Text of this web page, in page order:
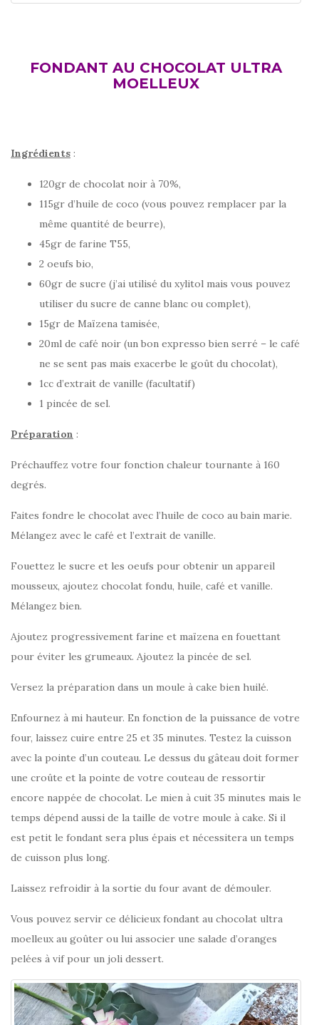
FONDANT AU CHOCOLAT ULTRA
MOELLEUX
Ingrédients :
120gr de chocolat noir à 70%,
115gr d’huile de coco (vous pouvez remplacer par la
même quantité de beurre),
45gr de farine T55,
2 oeufs bio,
60gr de sucre (j’ai utilisé du xylitol mais vous pouvez
utiliser du sucre de canne blanc ou complet),
15gr de Maïzena tamisée,
20ml de café noir (un bon expresso bien serré – le café
ne se sent pas mais exacerbe le goût du chocolat),
1cc d’extrait de vanille (facultatif)
1 pincée de sel.
Préparation :
Préchauffez votre four fonction chaleur tournante à 160
degrés.
Faites fondre le chocolat avec l’huile de coco au bain marie.
Mélangez avec le café et l’extrait de vanille.
Fouettez le sucre et les oeufs pour obtenir un appareil
mousseux, ajoutez chocolat fondu, huile, café et vanille.
Mélangez bien.
Ajoutez progressivement farine et maïzena en fouettant
pour éviter les grumeaux. Ajoutez la pincée de sel.
Versez la préparation dans un moule à cake bien huilé.
Enfournez à mi hauteur. En fonction de la puissance de votre
four, laissez cuire entre 25 et 35 minutes. Testez la cuisson
avec la pointe d’un couteau. Le dessus du gâteau doit former
une croûte et la pointe de votre couteau de ressortir
encore nappée de chocolat. Le mien à cuit 35 minutes mais le
temps dépend aussi de la taille de votre moule à cake. Si il
est petit le fondant sera plus épais et nécessitera un temps
de cuisson plus long.
Laissez refroidir à la sortie du four avant de démouler.
Vous pouvez servir ce délicieux fondant au chocolat ultra
moelleux au goûter ou lui associer une salade d’oranges
pelées à vif pour un joli dessert.